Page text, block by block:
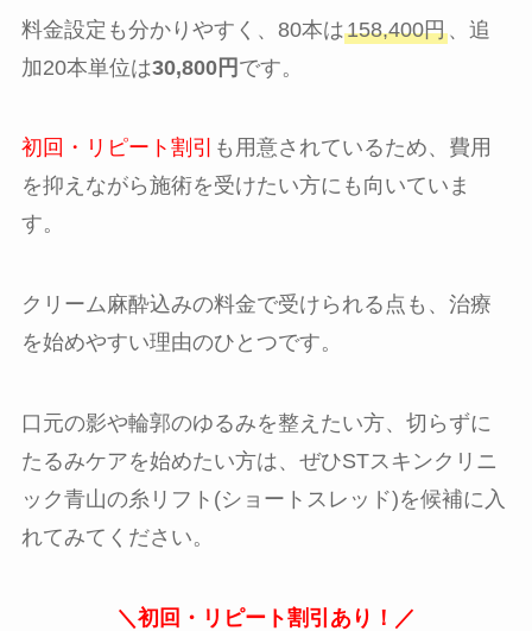
料金設定も分かりやすく、80本は158,400円、追
加20本単位は30,800円 です。
初回・リピート割引 も用意されているため、費用
を抑えながら施術を受けたい方にも向いていま
す。
クリーム麻酔込みの料金で受けられる点も、治療
を始めやすい理由のひとつです。
口元の影や輪郭のゆるみを整えたい方、切らずに
たるみケアを始めたい方は、ぜひSTスキンクリニ
ック青山の糸リフト(ショートスレッド)を候補に入
れてみてください。
＼初回・リピート割引あり！／